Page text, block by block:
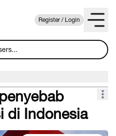
Register / Login
di Indonesia